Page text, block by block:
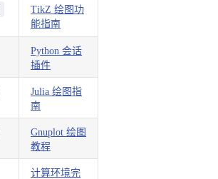
TikZ 绘图功
能指南
Python 会话
插件
Julia 绘图指
南
Gnuplot 绘图
教程
计算环境完